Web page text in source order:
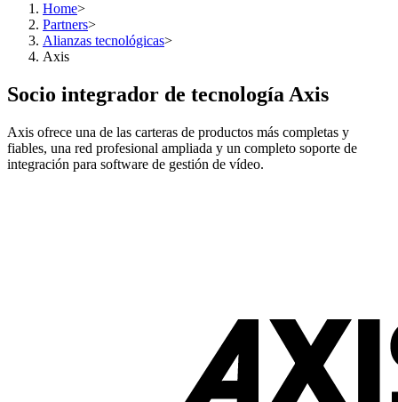
Home>
Partners>
Alianzas tecnológicas>
Axis
Socio integrador de tecnología Axis
Axis ofrece una de las carteras de productos más completas y
fiables, una red profesional ampliada y un completo soporte de
integración para software de gestión de vídeo.